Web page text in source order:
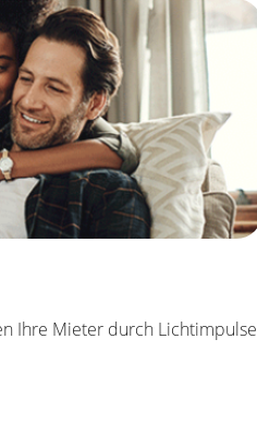
Ihre Mieter durch Lichtimpulse